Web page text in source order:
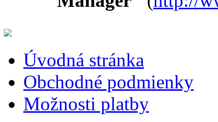
Úvodná stránka
Obchodné podmienky
Možnosti platby